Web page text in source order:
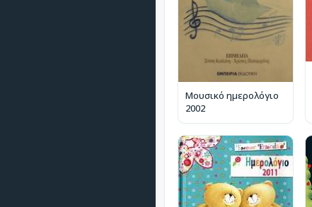
Μουσικό ημερολόγιο
2002